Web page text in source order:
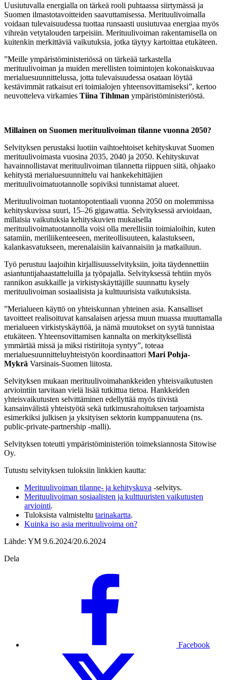
Uusiutuvalla energialla on tärkeä rooli puhtaassa siirtymässä ja
Suomen ilmastotavoitteiden saavuttamisessa. Merituulivoimalla
voidaan tulevaisuudessa tuottaa runsaasti uusiutuvaa energiaa myös
vihreän vetytalouden tarpeisiin. Merituulivoiman rakentamisella on
kuitenkin merkittäviä vaikutuksia, jotka täytyy kartoittaa etukäteen.
”Meille ympäristöministeriössä on tärkeää tarkastella
merituulivoiman ja muiden merellisten toimintojen kokonaiskuvaa
merialuesuunnittelussa, jotta tulevaisuudessa osataan löytää
kestävimmät ratkaisut eri toimialojen yhteensovittamiseksi”, kertoo
neuvotteleva virkamies Tiina Tihlman ympäristöministeriöstä.
Millainen on Suomen merituulivoiman tilanne vuonna 2050?
Selvityksen perustaksi luotiin vaihtoehtoiset kehityskuvat Suomen
merituulivoimasta vuosina 2035, 2040 ja 2050. Kehityskuvat
havainnollistavat merituulivoiman tilannetta riippuen siitä, ohjaako
kehitystä merialuesuunnittelu vai hankekehittäjien
merituulivoimatuotannolle sopiviksi tunnistamat alueet.
Merituulivoiman tuotantopotentiaali vuonna 2050 on molemmissa
kehityskuvissa suuri, 15–26 gigawattia. Selvityksessä arvioidaan,
millaisia vaikutuksia kehityskuvien mukaisella
merituulivoimatuotannolla voisi olla merellisiin toimialoihin, kuten
satamiin, meriliikenteeseen, meriteollisuuteen, kalastukseen,
kalankasvatukseen, merenalaisiin kaivannaisiin ja matkailuun.
Työ perustuu laajoihin kirjallisuusselvityksiin, joita täydennettiin
asiantuntijahaastatteluilla ja työpajalla. Selvityksessä tehtiin myös
rannikon asukkaille ja virkistyskäyttäjille suunnattu kysely
merituulivoiman sosiaalisista ja kulttuurisista vaikutuksista.
”Merialueen käyttö on yhteiskunnan yhteinen asia. Kansalliset
tavoitteet realisoituvat kansalaisen arjessa muun muassa muuttamalla
merialueen virkistyskäyttöä, ja nämä muutokset on syytä tunnistaa
etukäteen. Yhteensovittamisen kannalta on merkityksellistä
ymmärtää missä ja miksi ristiriitoja syntyy”, toteaa
merialuesuunnitteluyhteistyön koordinaattori Mari Pohja-
Mykrä Varsinais-Suomen liitosta.
Selvityksen mukaan merituulivoimahankkeiden yhteisvaikutusten
arviointiin tarvitaan vielä lisää tutkittua tietoa. Hankkeiden
yhteisvaikutusten selvittäminen edellyttää myös tiivistä
kansainvälistä yhteistyötä sekä tutkimusrahoituksen tarjoamista
esimerkiksi julkisen ja yksityisen sektorin kumppanuutena (ns.
public-private-partnership -malli).
Selvityksen toteutti ympäristöministeriön toimeksiannosta Sitowise
Oy.
Tutustu selvityksen tuloksiin linkkien kautta:
Merituulivoiman tilanne- ja kehityskuva -selvitys.
Merituulivoiman sosiaalisten ja kulttuuristen vaikutusten
arviointi.
Tuloksista valmisteltu tarinakartta.
Kuinka iso asia merituulivoima on?
Lähde: YM 9.6.2024/20.6.2024
Dela
Facebook